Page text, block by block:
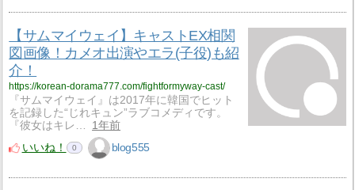
【サムマイウェイ】キャストEX相関
図画像！カメオ出演やエラ(子役)も紹
介！
https://korean-dorama777.com/fightformyway-cast/
『サムマイウェイ』は2017年に韓国でヒット
を記録した“じれキュン”ラブコメディです。
『彼女はキレ…
1年前
いいね！
0 blog555